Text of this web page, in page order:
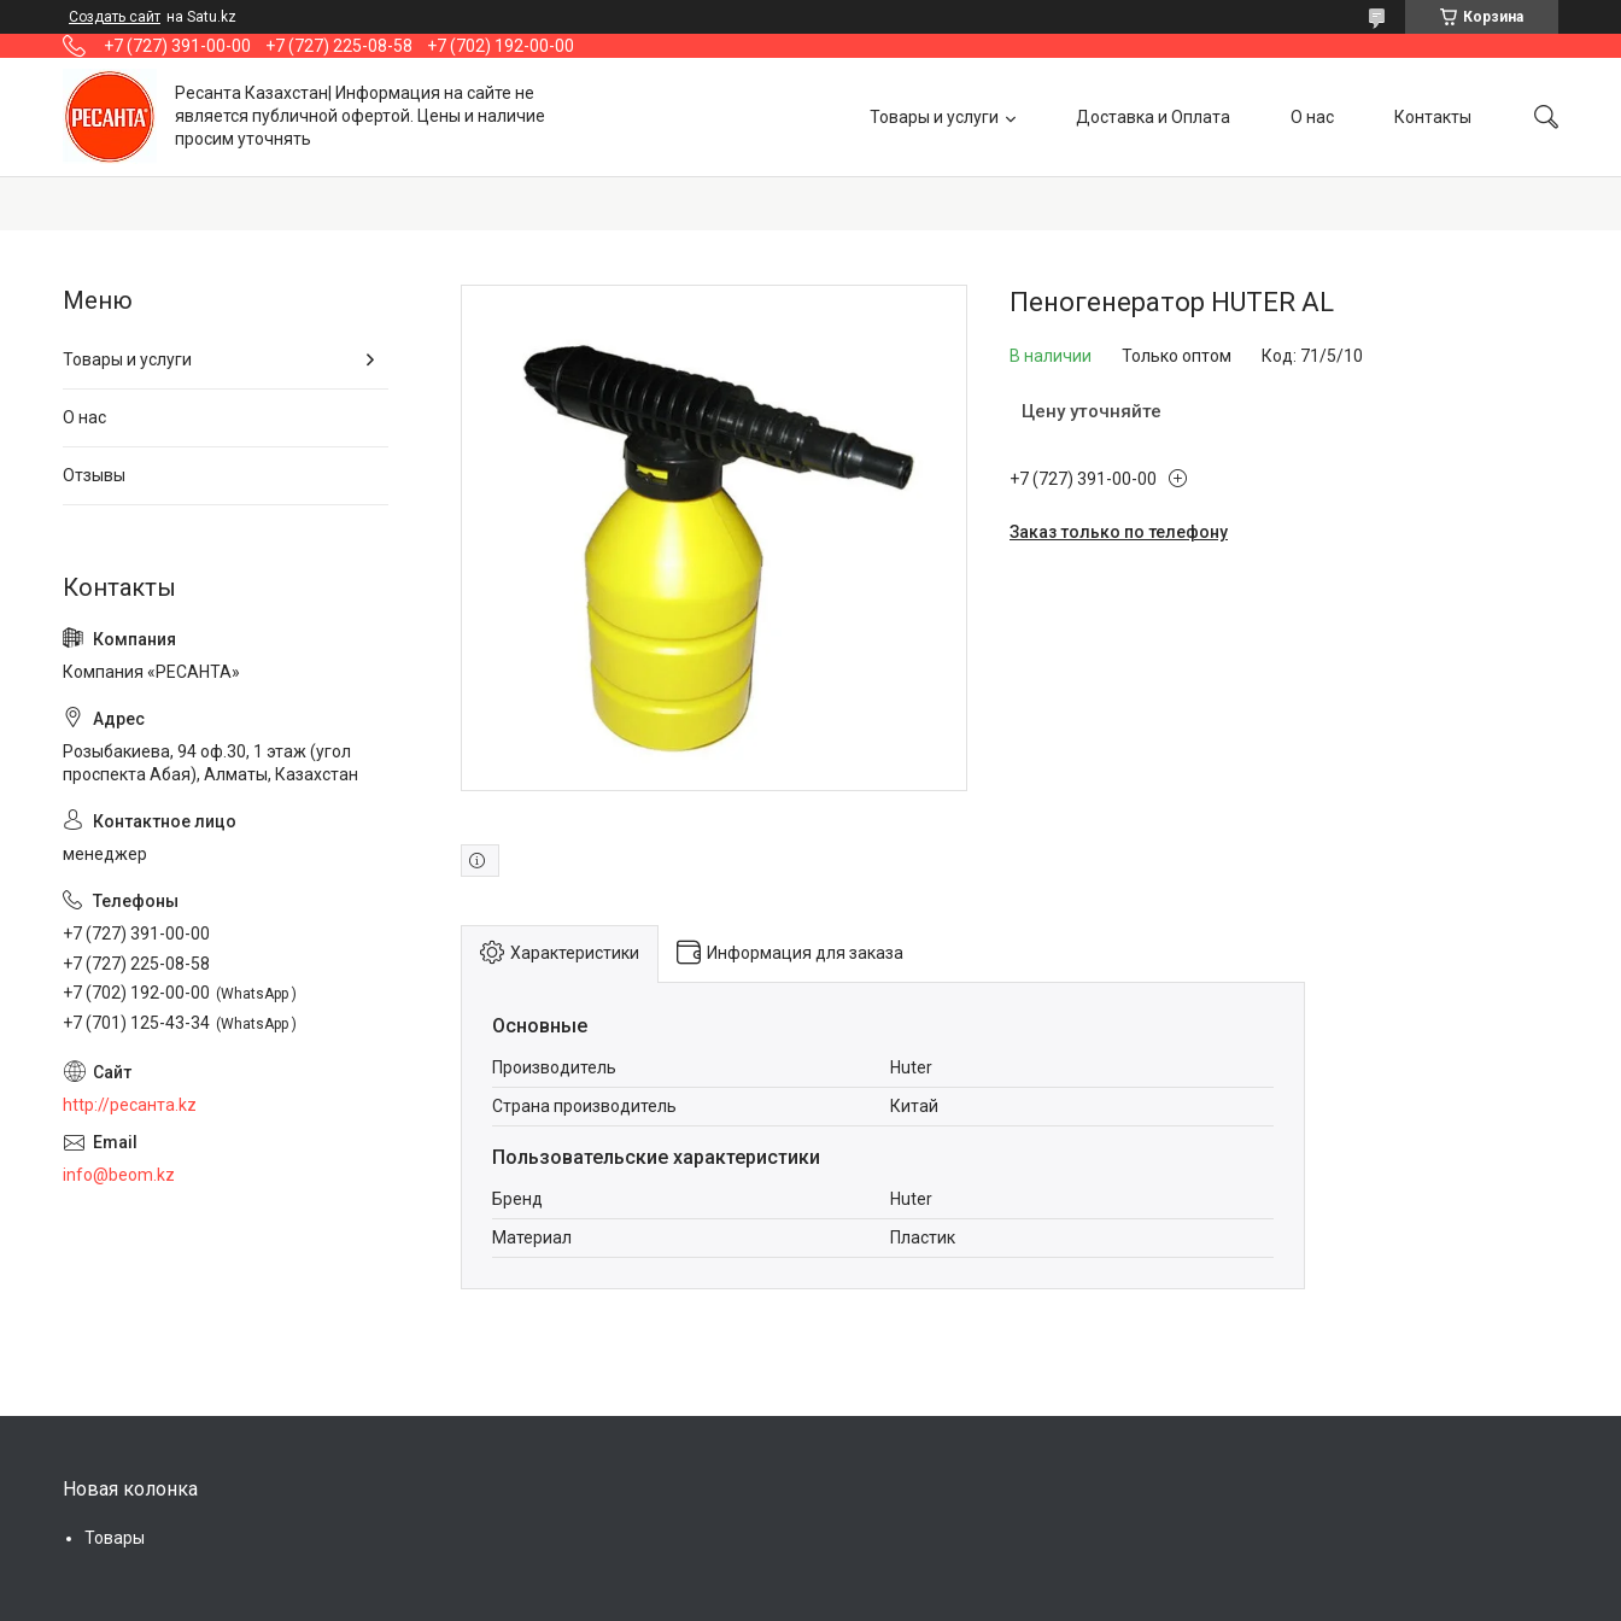
Создать сайт на Satu.kz Корзина
+7 (727) 391-00-00 +7 (727) 225-08-58 +7 (702) 192-00-00
Ресанта Казахстан| Информация на сайте не
является публичной офертой. Цены и наличие
просим уточнять
Товары и услуги Доставка и Оплата О нас Контакты
Пеногенератор HUTER AL
В наличии Только оптом Код: 71/5/10
Цену уточняйте
+7 (727) 391-00-00
Заказ только по телефону
Характеристики Информация для заказа
Основные
Производитель
Huter
Страна производитель
Китай
Пользовательские характеристики
Бренд
Huter
Материал
Пластик
Товары и услуги
О нас
Отзывы
Компания «РЕСАНТА»
Розыбакиева, 94 оф.30, 1 этаж (угол
проспекта Абая), Алматы, Казахстан
менеджер
+7 (727) 391-00-00
+7 (727) 225-08-58
+7 (702) 192-00-00
WhatsApp
+7 (701) 125-43-34 WhatsApp
http://ресанта.kz
info@beom.kz
Новая колонка
Товары